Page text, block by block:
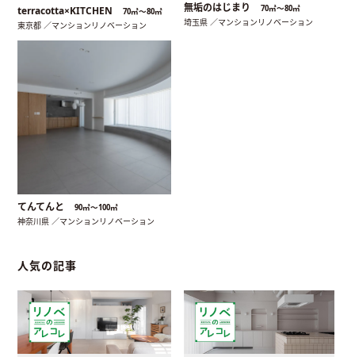
terracotta×KITCHEN 70㎡〜80㎡
東京都 ／マンションリノベーション
無垢のはじまり 70㎡〜80㎡
埼玉県 ／マンションリノベーション
てんてんと 90㎡〜100㎡
神奈川県 ／マンションリノベーション
人気の記事